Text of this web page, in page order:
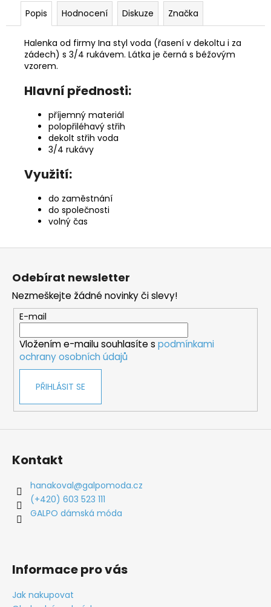
Popis Hodnocení Diskuze Značka
Halenka od firmy Ina styl voda (řasení v dekoltu i za
zádech) s 3/4 rukávem. Látka je černá s béžovým
vzorem.
Hlavní přednosti:
příjemný materiál
polopřiléhavý střih
dekolt střih voda
3/4 rukávy
Využití:
do zaměstnání
do společnosti
volný čas
Z
Odebírat newsletter
Nezmeškejte žádné novinky či slevy!
E-mail
Vložením e-mailu souhlasíte s podmínkami
ochrany osobních údajů
PŘIHLÁSIT SE
Kontakt
hanakoval@galpomoda.cz
(+420) 603 523 111
GALPO dámská móda
Informace pro vás
Jak nakupovat